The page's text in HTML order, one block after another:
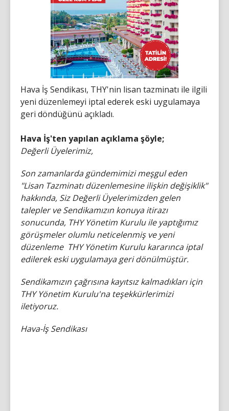
Hava İş Sendikası, THY'nin lisan tazminatı ile ilgili
yeni düzenlemeyi iptal ederek eski uygulamaya
geri döndüğünü açıkladı.
Hava İş'ten yapılan açıklama şöyle;
Değerli Üyelerimiz,
Son zamanlarda gündemimizi meşgul eden
"Lisan Tazminatı düzenlemesine ilişkin değişiklik"
hakkında, Siz Değerli Üyelerimizden gelen
talepler ve Sendikamızın konuya itirazı
sonucunda, THY Yönetim Kurulu ile yaptığımız
görüşmeler olumlu neticelenmiş ve yeni
düzenleme THY Yönetim Kurulu kararınca iptal
edilerek eski uygulamaya geri dönülmüştür.
Sendikamızın çağrısına kayıtsız kalmadıkları için
THY Yönetim Kurulu'na teşekkürlerimizi
iletiyoruz.
Hava-İş Sendikası